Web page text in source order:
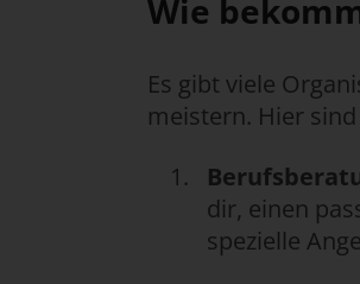
Wie
Es gibt viele
meistern. Hier
dir, einen
spezielle